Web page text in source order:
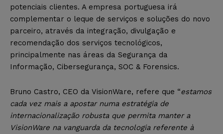
potenciais clientes. A empresa portuguesa irá
complementar o leque de serviços e soluções do novo
parceiro, através da integração, divulgação e
recomendação dos serviços tecnológicos,
principalmente nas áreas da Segurança da
Informação, Cibersegurança, SOC & Forensics.
Bruno Castro, CEO da VisionWare, refere que “estamos
cada vez mais a apostar numa estratégia de
internacionalização robusta que permita manter a
VisionWare na vanguarda da tecnologia referente à